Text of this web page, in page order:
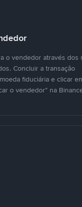
o vendedor através dos
Concluir a transação
fiduciária e clicar
o vendedor" na